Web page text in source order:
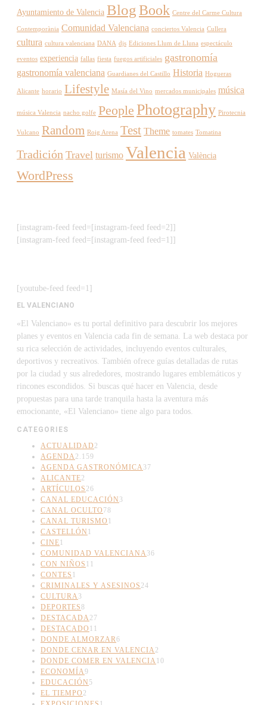
Ayuntamiento de Valencia BlogBook Centre del Carme Cultura
Contemporània Comunidad Valenciana conciertos Valencia Cullera
cultura cultura valenciana DANA djs Ediciones Llum de Lluna espectáculo
eventos experiencia fallas fiesta fuegos artificiales gastronomía
gastronomía valenciana Guardianes del Castillo Historia Hogueras
Alicante horario Lifestyle Masía del Vino mercados municipales música
música Valencia nacho golfe People Photography Pirotecnia
Vulcano Random Roig Arena Test Theme tomates Tomatina
Tradición Travel turismo Valencia València
WordPress
[instagram-feed feed=[instagram-feed feed=2]]
[instagram-feed feed=[instagram-feed feed=1]]
[youtube-feed feed=1]
EL VALENCIANO
«El Valenciano» es tu portal definitivo para descubrir los mejores
planes y eventos en Valencia cada fin de semana. La web destaca por
su rica selección de actividades, incluyendo eventos culturales,
deportivos y recreativos. También ofrece guías detalladas de rutas
por la ciudad y sus alrededores, mostrando lugares emblemáticos y
rincones escondidos. Si buscas qué hacer en Valencia, desde
propuestas para una tarde tranquila hasta la aventura más
emocionante, «El Valenciano» tiene algo para todos.
CATEGORIES
ACTUALIDAD 2
AGENDA 2.159
AGENDA GASTRONÓMICA 37
ALICANTE2
ARTÍCULOS 26
CANAL EDUCACIÓN 3
CANAL OCULTO 78
CANAL TURISMO 1
CASTELLÓN 1
CINE1
COMUNIDAD VALENCIANA 36
CON NIÑOS 11
CONTES 1
CRIMINALES Y ASESINOS 24
CULTURA 3
DEPORTES8
DESTACADA 27
DESTACADO 11
DONDE ALMORZAR6
DONDE CENAR EN VALENCIA 2
DONDE COMER EN VALENCIA 10
ECONOMÍA9
EDUCACIÓN 5
EL TIEMPO 2